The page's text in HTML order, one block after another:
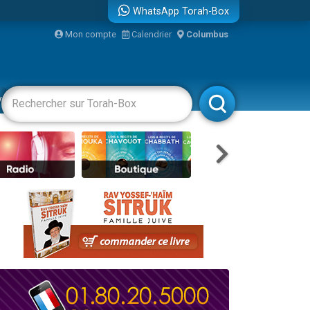
WhatsApp Torah-Box
Mon compte Calendrier Columbus
Livres Rabbanim